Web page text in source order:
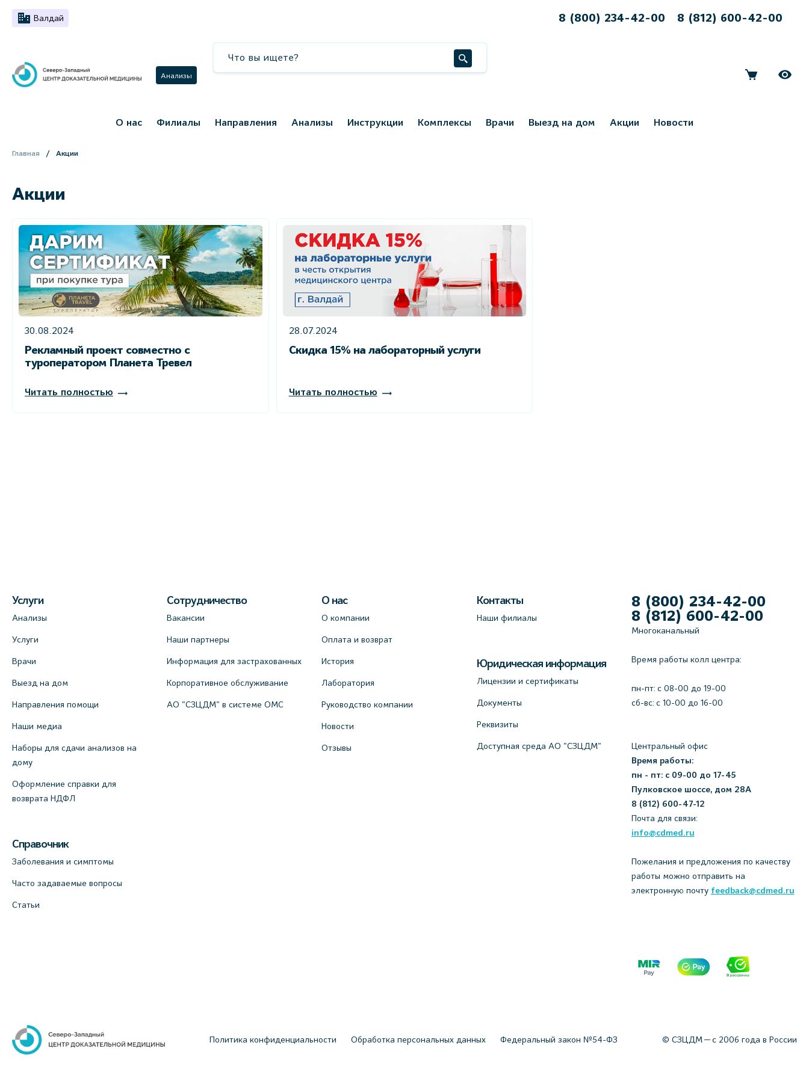
Валдай 8 (800) 234-42-00 8 (812) 600-42-00
Анализы
О нас Филиалы Направления Анализы Инструкции Комплексы Врачи Выезд на дом Акции Новости
Главная Акции
Акции
30.08.2024
Рекламный проект совместно с
туроператором Планета Тревел
Читать полностью
28.07.2024
Скидка 15% на лабораторный услуги
Читать полностью
Услуги
Анализы
Услуги
Врачи
Выезд на дом
Направления помощи
Наши медиа
Наборы для сдачи анализов на
дому
Оформление справки для
возврата НДФЛ
Справочник
Заболевания и симптомы
Часто задаваемые вопросы
Статьи
Сотрудничество
Вакансии
Наши партнеры
Информация для застрахованных
Корпоративное обслуживание
АО "СЗЦДМ" в системе ОМС
О нас
О компании
Оплата и возврат
История
Лаборатория
Руководство компании
Новости
Отзывы
Контакты
Наши филиалы
Юридическая информация
Лицензии и сертификаты
Документы
Реквизиты
Доступная среда АО "СЗЦДМ"
8 (800) 234-42-00
8 (812) 600-42-00
Многоканальный
Время работы колл центра:
пн-пт: c 08-00 до 19-00
сб-вс: с 10-00 до 16-00
Центральный офис
Время работы:
пн - пт: с 09-00 до 17-45
Пулковское шоссе, дом 28А
8 (812) 600-47-12
Почта для связи:
info@cdmed.ru
Пожелания и предложения по качеству
работы можно отправить на
электронную почту feedback@cdmed.ru
Политика конфиденциальности Обработка персональных данных Федеральный закон №54-ФЗ © СЗЦДМ — с 2006 года в России